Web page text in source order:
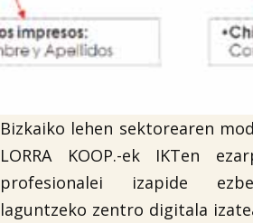
Bizkaiko lehen sektorearen
LORRA KOOP.-ek IKTen
profesionalei izapide
laguntzeko zentro digitala